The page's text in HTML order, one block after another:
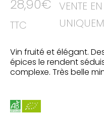
28,90€
TTC
VENTE
Vin fruité et élégant.
épices le rendent
complexe. Très belle